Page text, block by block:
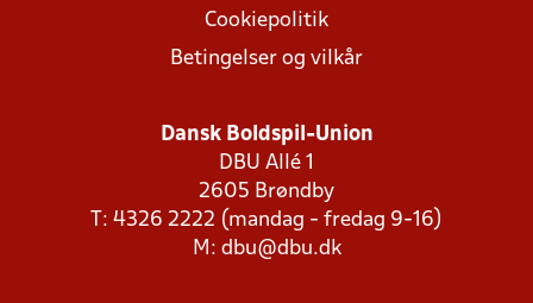
Cookiepolitik
Betingelser og vilkår
Dansk Boldspil-Union
DBU Allé 1
2605 Brøndby
T: 4326 2222 (mandag - fredag 9-16)
M: dbu@dbu.dk